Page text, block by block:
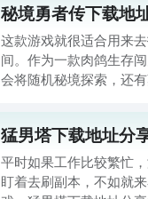
秘境勇者传下载地
这款游戏就很适合用来
间。作为一款肉鸽生存
会将随机秘境探索，还
接就可以下载。游戏的上
低的，一只手就可以操
打发无聊的时间，可玩
猛男塔下载地址分
平时如果工作比较繁忙
盯着去刷副本，不如就